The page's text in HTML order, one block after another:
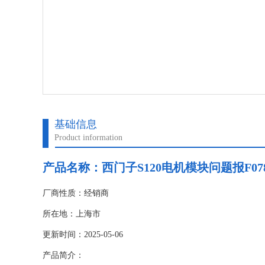
基础信息
Product information
产品名称： 西门子S120电机模块问题报
厂商性质：经销商
所在地：上海市
更新时间：2025-05-06
产品简介：